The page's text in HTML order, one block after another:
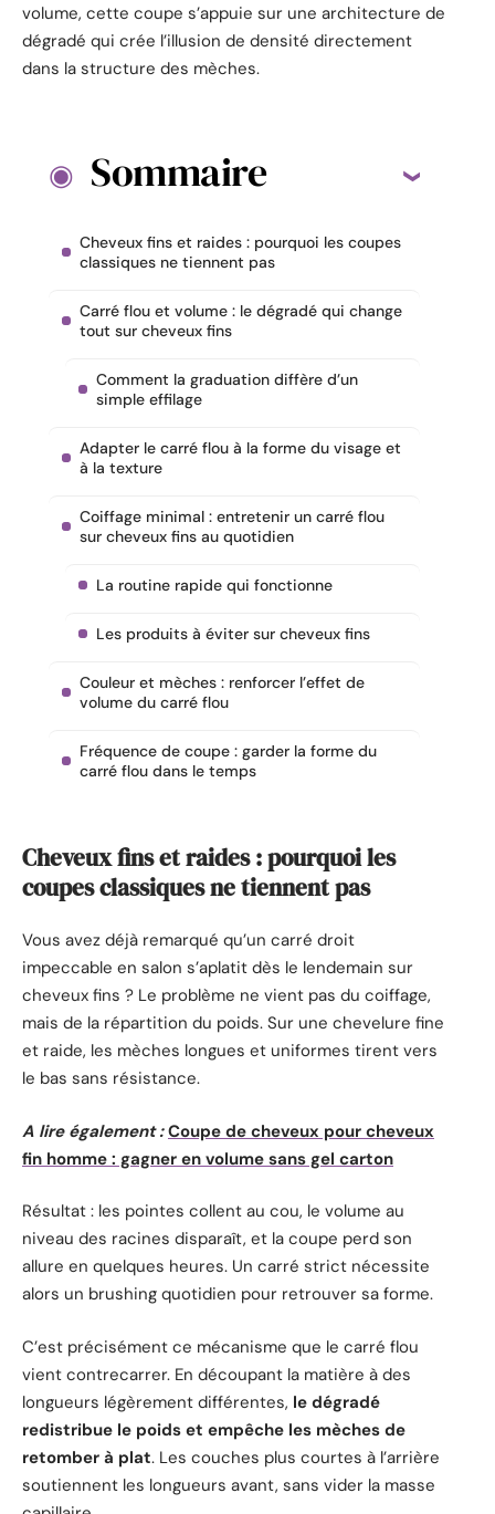
volume, cette coupe s’appuie sur une architecture de
dégradé qui crée l’illusion de densité directement
dans la structure des mèches.
Sommaire
Cheveux fins et raides : pourquoi les coupes
classiques ne tiennent pas
Carré flou et volume : le dégradé qui change
tout sur cheveux fins
Comment la graduation diffère d’un
simple effilage
Adapter le carré flou à la forme du visage et
à la texture
Coiffage minimal : entretenir un carré flou
sur cheveux fins au quotidien
La routine rapide qui fonctionne
Les produits à éviter sur cheveux fins
Couleur et mèches : renforcer l’effet de
volume du carré flou
Fréquence de coupe : garder la forme du
carré flou dans le temps
Cheveux fins et raides : pourquoi les
coupes classiques ne tiennent pas
Vous avez déjà remarqué qu’un carré droit
impeccable en salon s’aplatit dès le lendemain sur
cheveux fins ? Le problème ne vient pas du coiffage,
mais de la répartition du poids. Sur une chevelure fine
et raide, les mèches longues et uniformes tirent vers
le bas sans résistance.
A lire également : Coupe de cheveux pour cheveux
fin homme : gagner en volume sans gel carton
Résultat : les pointes collent au cou, le volume au
niveau des racines disparaît, et la coupe perd son
allure en quelques heures. Un carré strict nécessite
alors un brushing quotidien pour retrouver sa forme.
C’est précisément ce mécanisme que le carré flou
vient contrecarrer. En découpant la matière à des
longueurs légèrement différentes, le dégradé
redistribue le poids et empêche les mèches de
retomber à plat. Les couches plus courtes à l’arrière
soutiennent les longueurs avant, sans vider la masse